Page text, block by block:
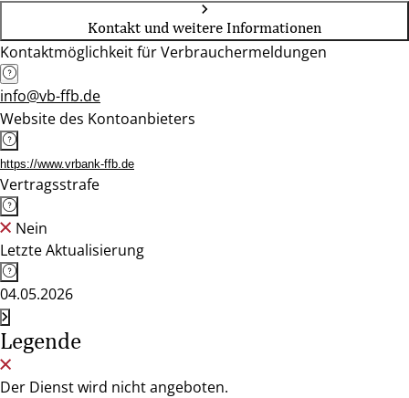
Kontakt und weitere Informationen
Kontaktmöglichkeit für Verbrauchermeldungen
info@vb-ffb.de
Website des Kontoanbieters
https://www.vrbank-ffb.de
Vertragsstrafe
Nein
Letzte Aktualisierung
04.05.2026
Legende
Der Dienst wird nicht angeboten.